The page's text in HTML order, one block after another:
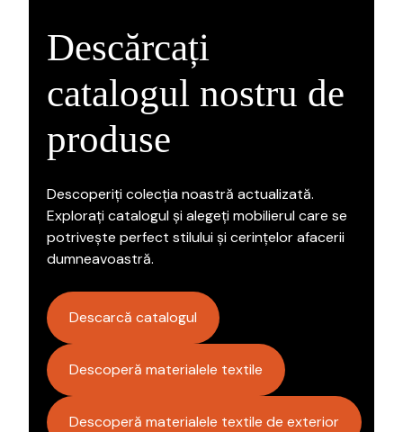
Descărcați
catalogul nostru de
produse
Descoperiți colecția noastră actualizată.
Explorați catalogul și alegeți mobilierul care se
potrivește perfect stilului și cerințelor afacerii
dumneavoastră.
Descarcă catalogul
Descoperă materialele textile
Descoperă materialele textile de exterior